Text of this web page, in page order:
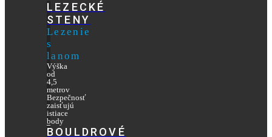
LEZECKÉ
STENY
Lezenie
s
lanom
Výška
od
4,5
metrov
Bezpečnosť
zaisťujú
istiace
body
BOULDROVÉ